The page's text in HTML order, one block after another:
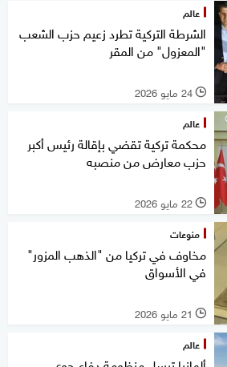
عالم
الشرطة التركية تطرد زعيم حزب الشعب
"المعزول" من المقر
l 24 مايو 2026
عالم
محكمة تركية تقضي بإقالة رئيس أكبر
حزب معارض من منصبه
l 22 مايو 2026
منوعات
مخاوف في تركيا من "الذهب المزور"
في الأسواق
l 21 مايو 2026
عالم